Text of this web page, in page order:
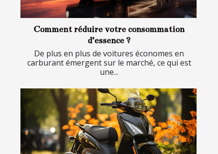
Comment réduire votre consommation
d’essence ?
De plus en plus de voitures économes en
carburant émergent sur le marché, ce qui est
une...